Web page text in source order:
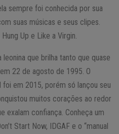
sempre foi conhecida por sua
suas músicas e seus clipes.
Up e Like a Virgin.
que brilha tanto que quase
em 22 de agosto de 1995. O
em 2015, porém só lançou seu
muitos corações ao redor
exalam confiança. Conheça um
Start Now, IDGAF e o “manual